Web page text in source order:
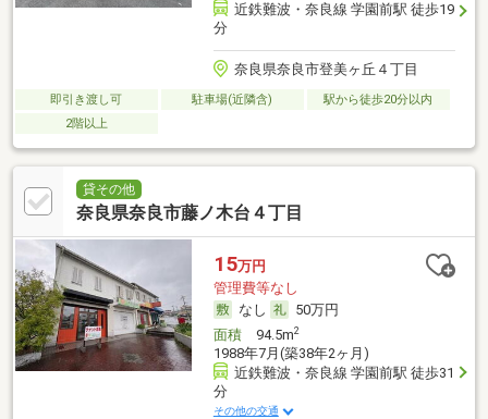
近鉄難波・奈良線 学園前駅 徒歩19
分
奈良県奈良市登美ヶ丘４丁目
即引き渡し可 駐車場(近隣含)
駅から徒歩20分以内
2階以上
貸その他
奈良県奈良市藤ノ木台４丁目
15万円
管理費等なし
なし
50万円
面積94.5m2
1988年7月(築38年2ヶ月)
近鉄難波・奈良線 学園前駅 徒歩31
分
その他の交通